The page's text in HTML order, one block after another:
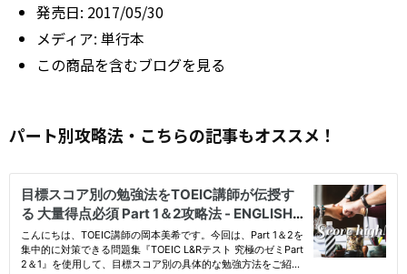
発売日: 2017/05/30
メディア: 単行本
この商品を含むブログを見る
パート別攻略法・こちらの記事もオススメ！